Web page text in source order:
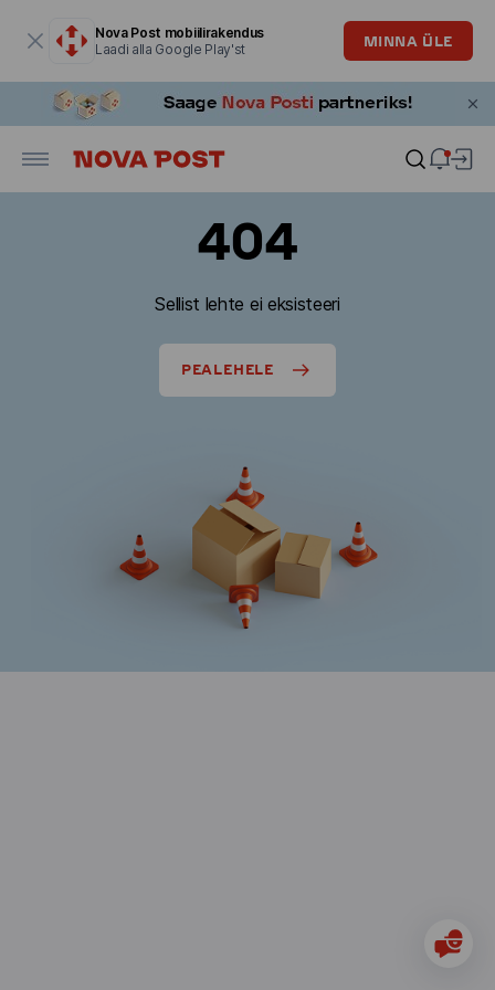
Nova Post mobiilirakendus
Laadi alla Google Play'st
MINNA ÜLE
404
Sellist lehte ei eksisteeri
PEALEHELE